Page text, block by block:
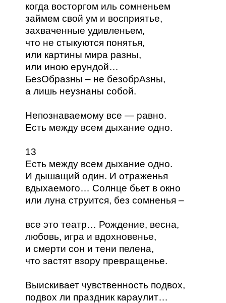
когда восторгом иль сомненьем
займем свой ум и восприятье,
захваченные удивленьем,
что не стыкуются понятья,
или картины мира разны,
или иною ерундой…
БезОбразны – не безобрАзны,
а лишь неузнаны собой.
Непознаваемому все — равно.
Есть между всем дыхание одно.
13
Есть между всем дыхание одно.
И дышащий один. И отраженья
вдыхаемого… Солнце бьет в окно
или луна струится, без сомненья –
все это театр… Рождение, весна,
любовь, игра и вдохновенье,
и смерти сон и тени пелена,
что застят взору превращенье.
Выискивает чувственность подвох,
подвох ли праздник караулит…